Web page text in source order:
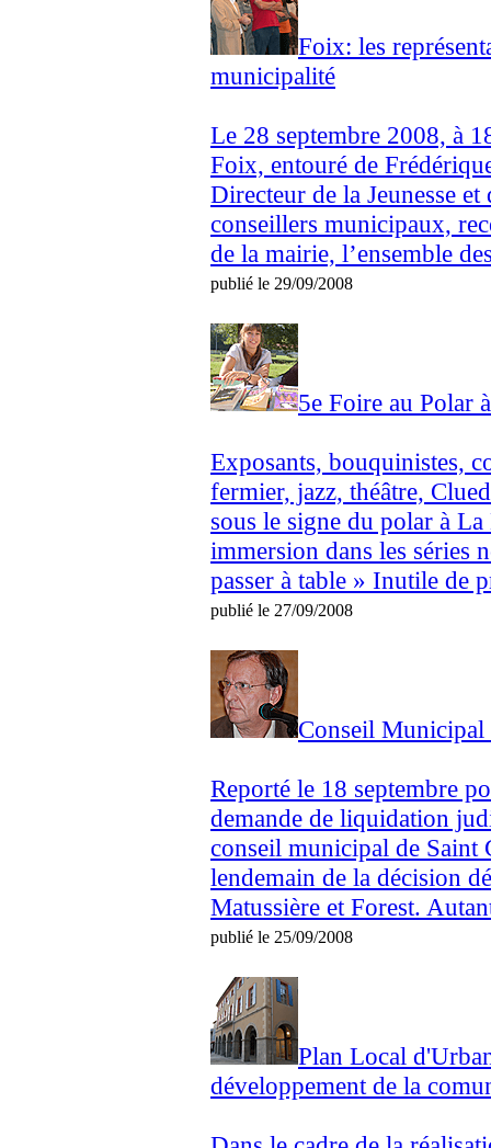
Foix: les
municipalité
Le 28 septembre 2008, à
Foix, entouré de
Directeur de la Jeunesse
conseillers municipaux,
de la mairie, l’ensemble
publié le 29/09/2008
5e Foire au Polar
Exposants, bouquinistes,
fermier, jazz, théâtre,
sous le signe du polar à
immersion dans les séries
passer à table » Inutile de
publié le 27/09/2008
Conseil Municipal
Reporté le 18 septembre
demande de liquidation
conseil municipal de Saint
lendemain de la décision
Matussière et Forest.
publié le 25/09/2008
Plan Local
développement de la